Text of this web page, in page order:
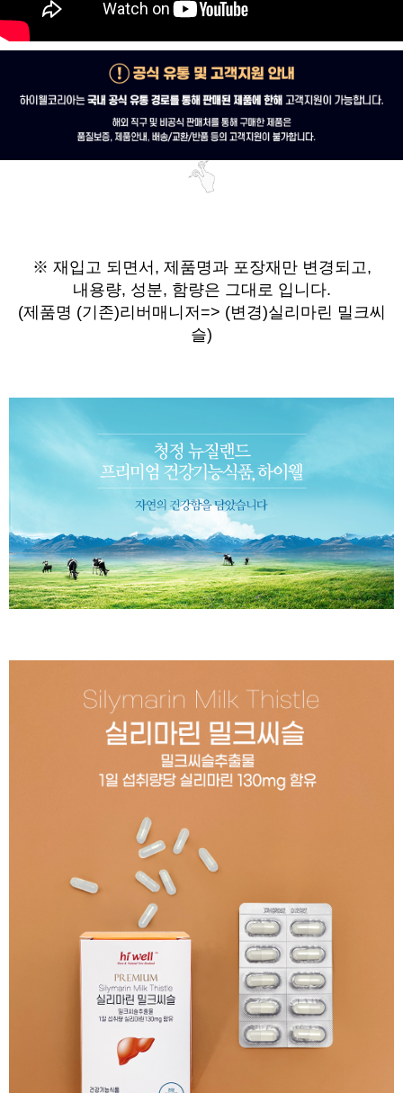
※ 재입고 되면서, 제품명과 포장재만 변경되고,
내용량, 성분, 함량은 그대로 입니다.
(제품명 (기존)리버매니저=> (변경)실리마린 밀크씨
슬)